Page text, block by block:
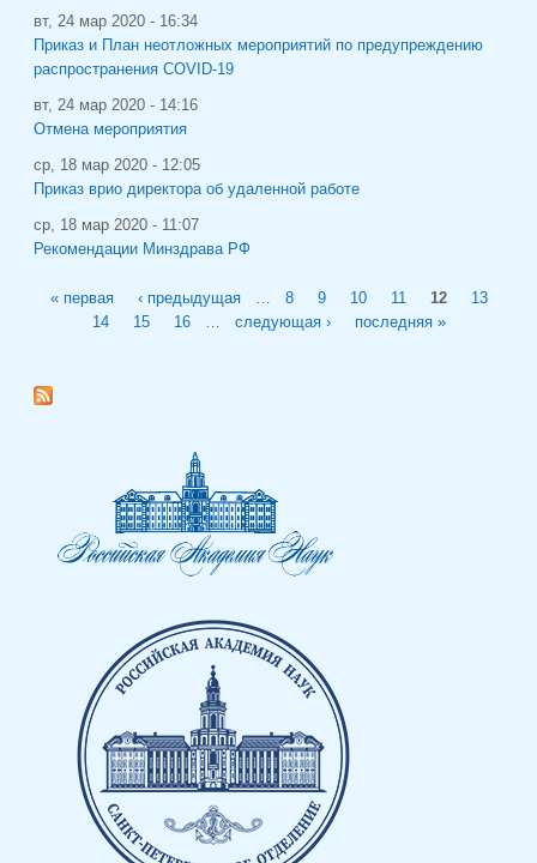
вт, 24 мар 2020 - 16:34
Приказ и План неотложных мероприятий по предупреждению
распространения COVID-19
вт, 24 мар 2020 - 14:16
Отмена мероприятия
ср, 18 мар 2020 - 12:05
Приказ врио директора об удаленной работе
ср, 18 мар 2020 - 11:07
Рекомендации Минздрава РФ
« первая ‹ предыдущая 8 9 10 11 12
13
14
15 16 следующая › последняя »